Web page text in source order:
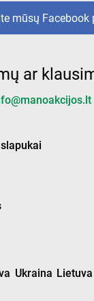
mūsų Facebook
ar
Ukraina Lietuva